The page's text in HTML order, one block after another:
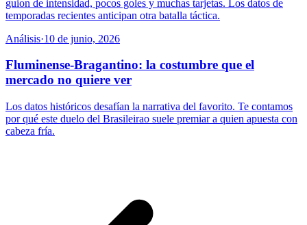
guion de intensidad, pocos goles y muchas tarjetas. Los datos de
temporadas recientes anticipan otra batalla táctica.
Análisis·10 de junio, 2026
Fluminense-Bragantino: la costumbre que el
mercado no quiere ver
Los datos históricos desafían la narrativa del favorito. Te contamos
por qué este duelo del Brasileirao suele premiar a quien apuesta con
cabeza fría.